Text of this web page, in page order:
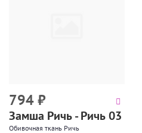
794₽
Замша Ричь - Ричь 03
Обивочная ткань Ричь